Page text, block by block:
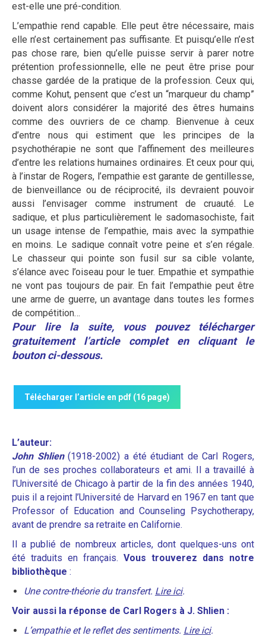
est-elle une pré-condition.
L’empathie rend capable. Elle peut être nécessaire, mais
elle n’est certainement pas suffisante. Et puisqu’elle n’est
pas chose rare, bien qu’elle puisse servir à parer notre
prétention professionnelle, elle ne peut être prise pour
chasse gardée de la pratique de la profession. Ceux qui,
comme Kohut, pensent que c’est un “marqueur du champ”
doivent alors considérer la majorité des êtres humains
comme des ouvriers de ce champ. Bienvenue à ceux
d’entre nous qui estiment que les principes de la
psychothérapie ne sont que l’affinement des meilleures
d’entre les relations humaines ordinaires. Et ceux pour qui,
à l’instar de Rogers, l’empathie est garante de gentillesse,
de bienveillance ou de réciprocité, ils devraient pouvoir
aussi l’envisager comme instrument de cruauté. Le
sadique, et plus particulièrement le sadomasochiste, fait
un usage intense de l’empathie, mais avec la sympathie
en moins. Le sadique connaît votre peine et s’en régale.
Le chasseur qui pointe son fusil sur sa cible volante,
s’élance avec l’oiseau pour le tuer. Empathie et sympathie
ne vont pas toujours de pair. En fait l’empathie peut être
une arme de guerre, un avantage dans toutes les formes
de compétition…
Pour lire la suite, vous pouvez télécharger
gratuitement l’article complet en cliquant le
bouton ci-dessous.
Télécharger l’article en pdf (16 page)
L’auteur:
John Shlien(1918-2002) a été étudiant de Carl Rogers,
l’un de ses proches collaborateurs et ami. Il a travaillé à
l’Université de Chicago à partir de la fin des années 1940,
puis il a rejoint l’Université de Harvard en 1967 en tant que
Professor of Education and Counseling Psychotherapy,
avant de prendre sa retraite en Californie.
Il a publié de nombreux articles, dont quelques-uns ont
été traduits en français. Vous trouverez dans notre
bibliothèque :
Une contre-théorie du transfert. Lire ici.
Voir aussi la réponse de Carl Rogers à J. Shlien :
L’empathie et le reflet des sentiments. Lire ici.